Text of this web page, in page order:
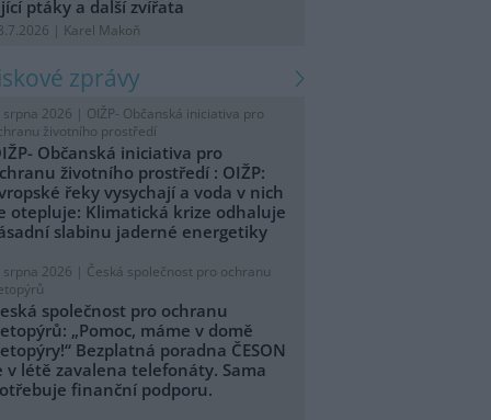
ptáky a další zvířata
| Karel Makoň
zprávy
srpna 2026 | OIŽP- Občanská iniciativa pro
životního prostředí
Občanská iniciativa pro
životního prostředí : OIŽP:
řeky vysychají a voda v nich
otepluje: Klimatická krize odhaluje
slabinu jaderné energetiky
srpna 2026 | Česká společnost pro ochranu
společnost pro ochranu
„Pomoc, máme v domě
Bezplatná poradna ČESON
v létě zavalena telefonáty. Sama
finanční podporu.